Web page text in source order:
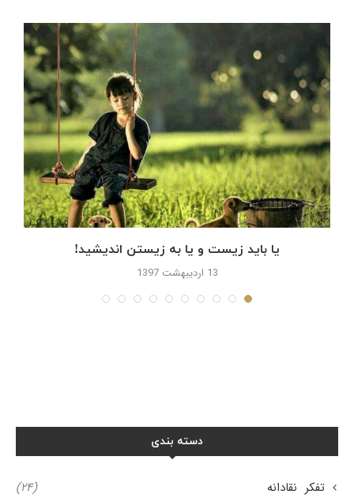
یا باید زیست و یا به زیستن اندیشید!
13 اردیبهشت 1397
دسته بندی
تفکر نقادانه
(۲۴)